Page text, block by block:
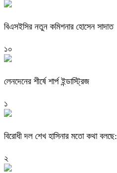
বিএসইসির নতুন কমিশনার হোসেন সাদাত
১০
লেনদেনের শীর্ষে শার্প ইন্ডাস্ট্রিজ
১
বিরোধী দল শেখ হাসিনার মতো কথা
২